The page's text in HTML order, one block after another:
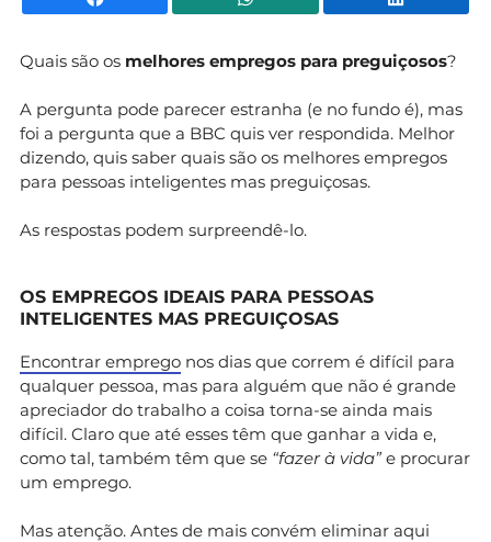
Quais são os melhores empregos para preguiçosos?
A pergunta pode parecer estranha (e no fundo é), mas
foi a pergunta que a BBC quis ver respondida. Melhor
dizendo, quis saber quais são os melhores empregos
para pessoas inteligentes mas preguiçosas.
As respostas podem surpreendê-lo.
OS EMPREGOS IDEAIS PARA PESSOAS
INTELIGENTES MAS PREGUIÇOSAS
Encontrar emprego nos dias que correm é difícil para
qualquer pessoa, mas para alguém que não é grande
apreciador do trabalho a coisa torna-se ainda mais
difícil. Claro que até esses têm que ganhar a vida e,
como tal, também têm que se “fazer à vida”e procurar
um emprego.
Mas atenção. Antes de mais convém eliminar aqui